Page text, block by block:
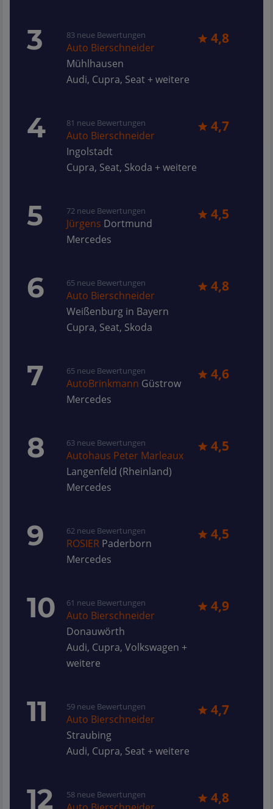
3 4,8
83 neue Bewertungen
Auto Bierschneider
Mühlhausen
Audi, Cupra, Seat + weitere
4 4,7
81 neue Bewertungen
Auto Bierschneider
Ingolstadt
Cupra, Seat, Skoda + weitere
5 4,5
72 neue Bewertungen
Jürgens Dortmund
Mercedes
6 4,8
65 neue Bewertungen
Auto Bierschneider
Weißenburg in Bayern
Cupra, Seat, Skoda
7 4,6
65 neue Bewertungen
AutoBrinkmann Güstrow
Mercedes
8 4,5
63 neue Bewertungen
Autohaus Peter Marleaux
Langenfeld (Rheinland)
Mercedes
9 4,5
62 neue Bewertungen
ROSIER Paderborn
Mercedes
10 4,9
61 neue Bewertungen
Auto Bierschneider
Donauwörth
Audi, Cupra, Volkswagen +
weitere
11 4,7
59 neue Bewertungen
Auto Bierschneider
Straubing
Audi, Cupra, Seat + weitere
12 4,8
58 neue Bewertungen